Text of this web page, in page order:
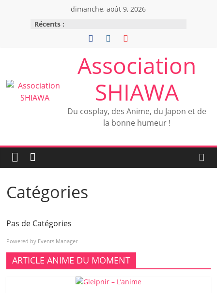
dimanche, août 9, 2026
Récents :
Association
SHIAWA
Du cosplay, des Anime, du Japon et de
la bonne humeur !
Catégories
Pas de Catégories
Powered by Events Manager
ARTICLE ANIME DU MOMENT